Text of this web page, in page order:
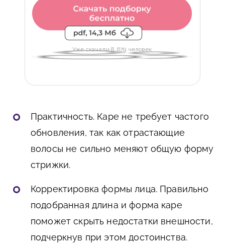
Уже скачали 8 679 человек
Практичность. Каре не требует частого
обновления, так как отрастающие
волосы не сильно меняют общую форму
стрижки.
Корректировка формы лица. Правильно
подобранная длина и форма каре
поможет скрыть недостатки внешности,
подчеркнув при этом достоинства.